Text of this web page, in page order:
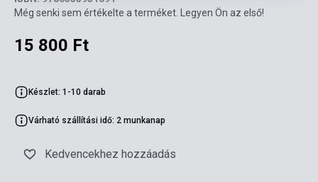
Még senki sem értékelte a terméket. Legyen Ön az első!
15 800 Ft
Készlet: 1-10 darab
Várható szállítási idő: 2 munkanap
Kedvencekhez hozzáadás